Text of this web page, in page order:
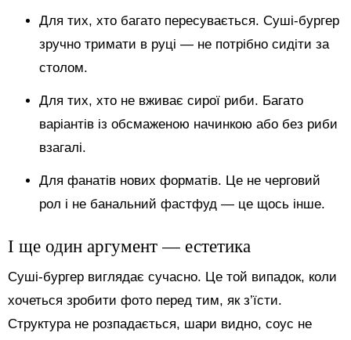
Для тих, хто багато пересувається. Суші-бургер
зручно тримати в руці — не потрібно сидіти за
столом.
Для тих, хто не вживає сирої риби. Багато
варіантів із обсмаженою начинкою або без риби
взагалі.
Для фанатів нових форматів. Це не черговий
рол і не банальний фастфуд — це щось інше.
І ще один аргумент — естетика
Суші-бургер виглядає сучасно. Це той випадок, коли
хочеться зробити фото перед тим, як з’їсти.
Структура не розпадається, шари видно, соус не